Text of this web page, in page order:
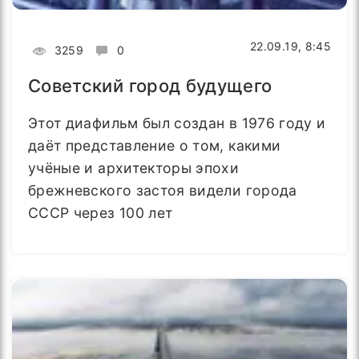
3259 0 22.09.19, 8:45
Советский город будущего
Этот диафильм был создан в 1976 году и
даёт представление о том, какими
учёные и архитекторы эпохи
брежневского застоя видели города
СССР через 100 лет